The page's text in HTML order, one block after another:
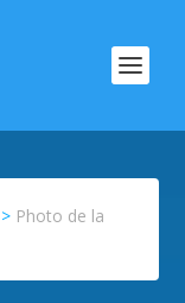
> Photo de la